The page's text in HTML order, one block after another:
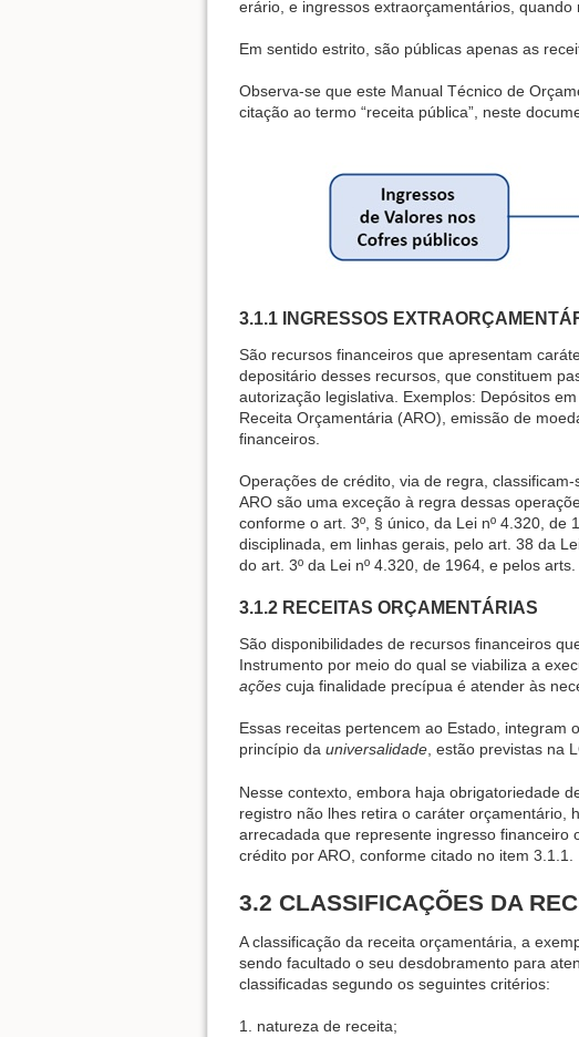
erário, e ingressos extraorçamentários,
Em sentido estrito, são públicas apenas as
Observa-se que este Manual Técnico de
citação ao termo “receita pública”, neste
3.1.1 INGRESSOS
São recursos financeiros que apresentam
depositário desses recursos, que constituem
autorização legislativa. Exemplos: Depósitos
Receita Orçamentária (ARO), emissão de
financeiros.
Operações de crédito, via de regra,
ARO são uma exceção à regra dessas
conforme o art. 3º, § único, da Lei nº 4.320,
disciplinada, em linhas gerais, pelo art. 38 da
do art. 3º da Lei nº 4.320, de 1964, e pelos
3.1.2 RECEITAS ORÇAMENTÁRIAS
São disponibilidades de recursos financeiros
Instrumento por meio do qual se viabiliza a
ações cuja finalidade precípua é atender às
Essas receitas pertencem ao Estado,
princípio da universalidade, estão previstas na
Nesse contexto, embora haja obrigatoriedade
registro não lhes retira o caráter orçamentário,
arrecadada que represente ingresso financeiro
crédito por ARO, conforme citado no item 3.1.1.
3.2 CLASSIFICAÇÕES DA
A classificação da receita orçamentária, a
sendo facultado o seu desdobramento para
classificadas segundo os seguintes critérios:
1. natureza de receita;